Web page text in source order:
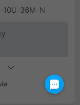
10U-36M-N